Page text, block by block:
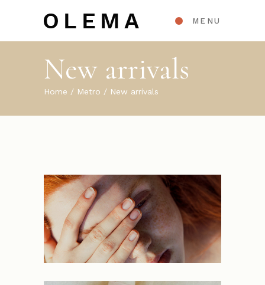
MENU
New arrivals
Home Metro New arrivals